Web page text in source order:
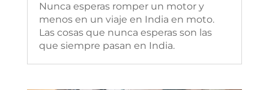
Nunca esperas romper un motor y
menos en un viaje en India en moto.
Las cosas que nunca esperas son las
que siempre pasan en India.